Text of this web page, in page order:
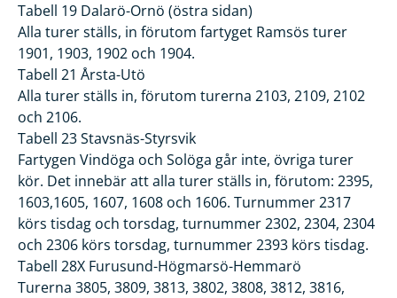
Tabell 19 Dalarö-Ornö (östra sidan)
Alla turer ställs, in förutom fartyget Ramsös turer
1901, 1903, 1902 och 1904.
Tabell 21 Årsta-Utö
Alla turer ställs in, förutom turerna 2103, 2109, 2102
och 2106.
Tabell 23 Stavsnäs-Styrsvik
Fartygen Vindöga och Solöga går inte, övriga turer
kör. Det innebär att alla turer ställs in, förutom: 2395,
1603,1605, 1607, 1608 och 1606. Turnummer 2317
körs tisdag och torsdag, turnummer 2302, 2304, 2304
och 2306 körs torsdag, turnummer 2393 körs tisdag.
Tabell 28X Furusund-Högmarsö-Hemmarö
Turerna 3805, 3809, 3813, 3802, 3808, 3812, 3816,